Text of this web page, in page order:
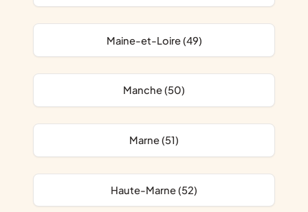
Maine-et-Loire (49)
Manche (50)
Marne (51)
Haute-Marne (52)